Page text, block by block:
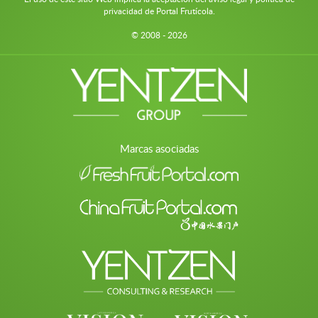
privacidad de Portal Frutícola.
© 2008 - 2026
Marcas asociadas